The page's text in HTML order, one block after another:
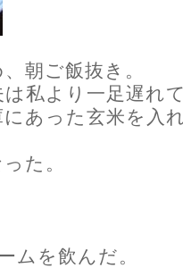
朝ご飯抜き。
私より一足遅れ
あった玄米を入
た。
ムを飲んだ。